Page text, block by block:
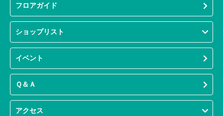
フロアガイド
ショップリスト
イベント
Ｑ＆Ａ
アクセス